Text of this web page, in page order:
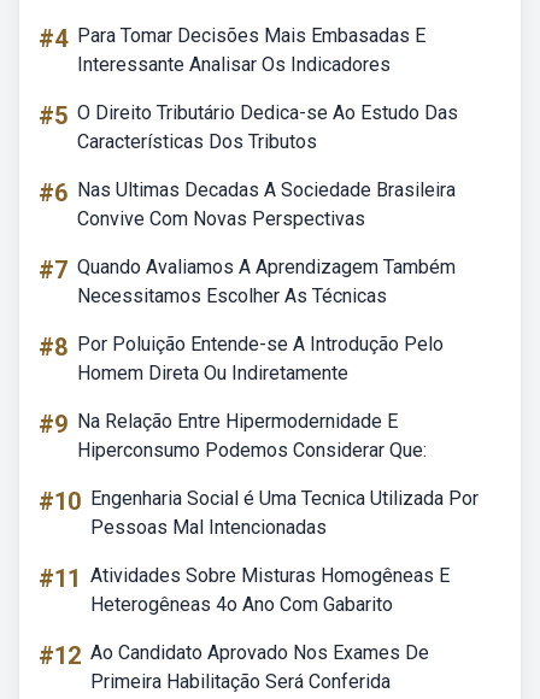
#4 Para Tomar Decisões Mais Embasadas E
Interessante Analisar Os Indicadores
#5 O Direito Tributário Dedica-se Ao Estudo Das
Características Dos Tributos
#6 Nas Ultimas Decadas A Sociedade Brasileira
Convive Com Novas Perspectivas
#7 Quando Avaliamos A Aprendizagem Também
Necessitamos Escolher As Técnicas
#8 Por Poluição Entende-se A Introdução Pelo
Homem Direta Ou Indiretamente
#9 Na Relação Entre Hipermodernidade E
Hiperconsumo Podemos Considerar Que:
#10 Engenharia Social é Uma Tecnica Utilizada Por
Pessoas Mal Intencionadas
#11 Atividades Sobre Misturas Homogêneas E
Heterogêneas 4o Ano Com Gabarito
#12 Ao Candidato Aprovado Nos Exames De
Primeira Habilitação Será Conferida